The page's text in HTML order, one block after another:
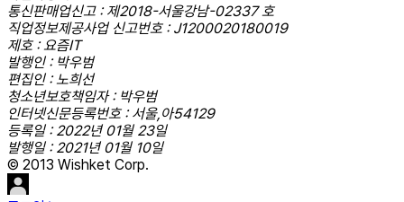
통신판매업신고 : 제2018-서울강남-02337 호
직업정보제공사업 신고번호 : J1200020180019
제호 : 요즘IT
발행인 : 박우범
편집인 : 노희선
청소년보호책임자 : 박우범
인터넷신문등록번호 : 서울,아54129
등록일 : 2022년 01월 23일
발행일 : 2021년 01월 10일
© 2013 Wishket Corp.